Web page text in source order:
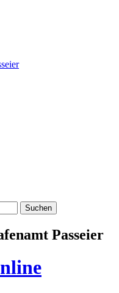
Passeier